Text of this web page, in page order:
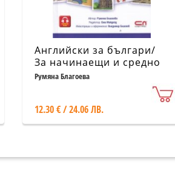
Английски за българи/
За начинаещи и средно
напреднали
Румяна Благоева
12.30 € / 24.06 ЛВ.